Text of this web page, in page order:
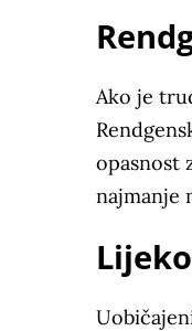
Ako je
opasnost
najmanje